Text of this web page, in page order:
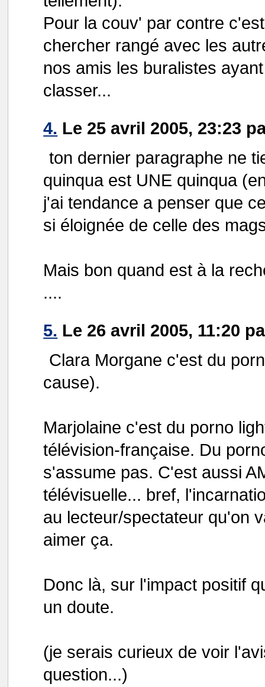
Pour la couv' par contre
chercher rangé avec les
nos amis les buralistes
classer...
4. Le 25 avril 2005, 23:23
ton dernier paragraphe ne
quinqua est UNE quinqua
j'ai tendance a penser que
si éloignée de celle des
Mais bon quand est à la
....
5. Le 26 avril 2005, 11:20
Clara Morgane c'est du
cause).
Marjolaine c'est du porno
télévision-française. Du
s'assume pas. C'est aussi
télévisuelle... bref,
au lecteur/spectateur qu'on
aimer ça.
Donc là, sur l'impact positif
un doute.
(je serais curieux de voir
question...)